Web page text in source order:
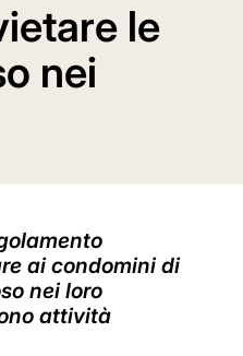
le
nei
ai condomini di
nei loro
attività